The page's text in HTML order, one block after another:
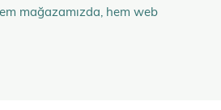
mağazamızda, hem web